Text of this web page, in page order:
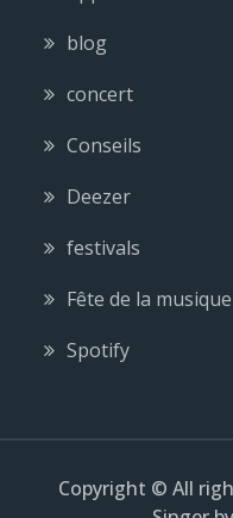
blog
concert
Conseils
Deezer
festivals
Fête de la musique
Spotify
Copyright © All